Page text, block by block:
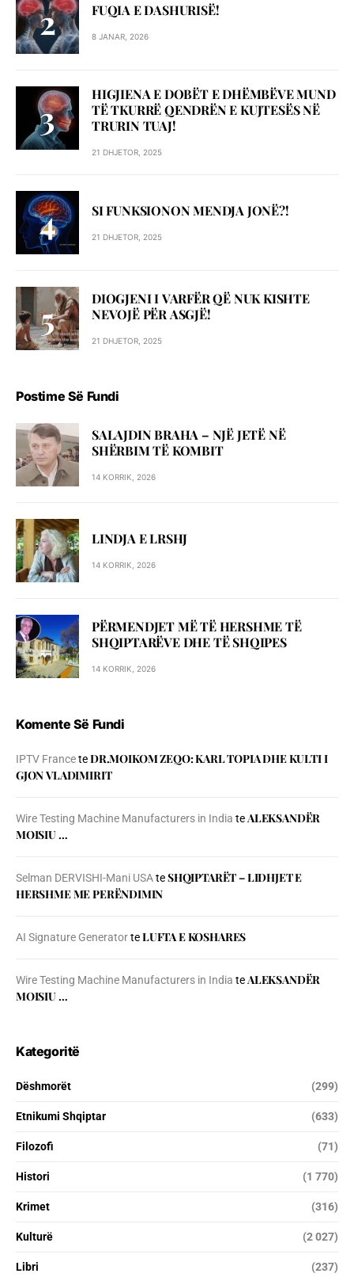
FUQIA E DASHURISË!
8 JANAR, 2026
HIGJIENA E DOBËT E DHËMBËVE MUND
TË TKURRË QENDRËN E KUJTESËS NË
TRURIN TUAJ!
21 DHJETOR, 2025
SI FUNKSIONON MENDJA JONË?!
21 DHJETOR, 2025
DIOGJENI I VARFËR QË NUK KISHTE
NEVOJË PËR ASGJË!
21 DHJETOR, 2025
Postime Së Fundi
SALAJDIN BRAHA – NJЁ JETЁ NЁ
SHЁRBIM TЁ KOMBIT
14 KORRIK, 2026
LINDJA E LRSHJ
14 KORRIK, 2026
PËRMENDJET MË TË HERSHME TË
SHQIPTARËVE DHE TË SHQIPES
14 KORRIK, 2026
Komente Së Fundi
IPTV FranceteDR.MOIKOM ZEQO: KARL TOPIA DHE KULTI I
GJON VLADIMIRIT
Wire Testing Machine Manufacturers in India teALEKSANDËR
MOISIU …
Selman DERVISHI-Mani USAteSHQIPTARËT – LIDHJET E
HERSHME ME PERËNDIMIN
AI Signature GeneratorteLUFTA E KOSHARES
Wire Testing Machine Manufacturers in India teALEKSANDËR
MOISIU …
Kategoritë
Dëshmorët (299)
Etnikumi Shqiptar (633)
Filozofi (71)
Histori (1 770)
Krimet (316)
Kulturë (2 027)
Libri (237)